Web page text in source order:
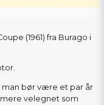
(1961) fra Burago i
man bør være et par år
velegnet som